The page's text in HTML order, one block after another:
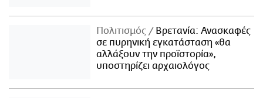
Πολιτισμός
Βρετανία: Ανασκαφές
σε πυρηνική εγκατάσταση «θα
αλλάξουν την προϊστορία»,
υποστηρίζει αρχαιολόγος